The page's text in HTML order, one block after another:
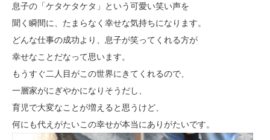
息子の「ケタケタケタ」という可愛い笑い声を
聞く瞬間に、たまらなく幸せな気持ちになります。
どんな仕事の成功より、息子が笑ってくれる方が
幸せなことだなって思います。
もうすぐ二人目がこの世界にきてくれるので、
一層家がにぎやかになりそうだし、
育児で大変なことが増えると思うけど、
何にも代えがたいこの幸せが本当にありがたいです。